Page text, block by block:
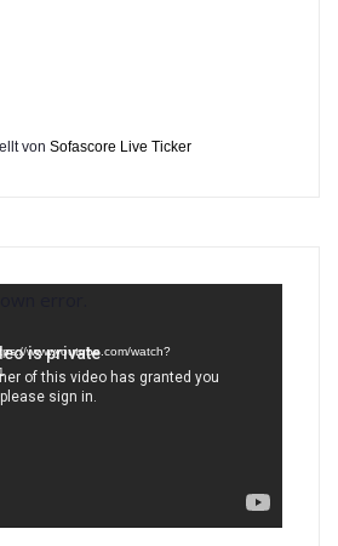
von Sofascore Live Ticker
www.youtube.com/watch?